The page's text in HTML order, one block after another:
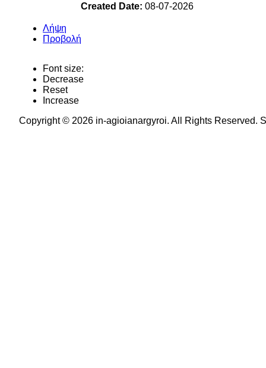
Created Date: 08-07-2026
Λήψη
Προβολή
Font size:
Decrease
Reset
Increase
Copyright © 2026 in-agioianargyroi. All Rights Reserved.